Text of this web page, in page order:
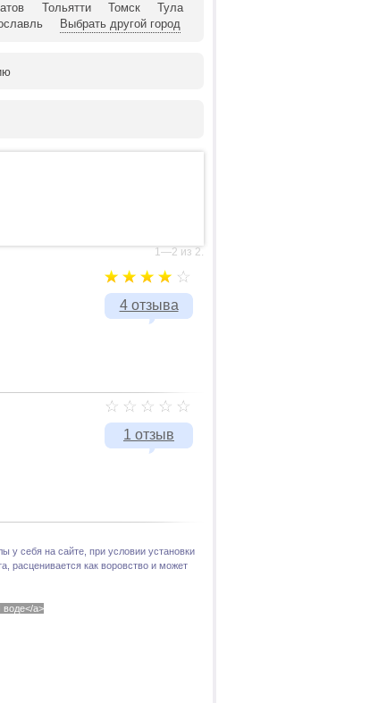
Тольятти Томск
Тула
Выбрать другой город
1—2 из 2.
4 отзыва
1 отзыв
себя на сайте, при условии установки
расценивается как воровство и может
a>